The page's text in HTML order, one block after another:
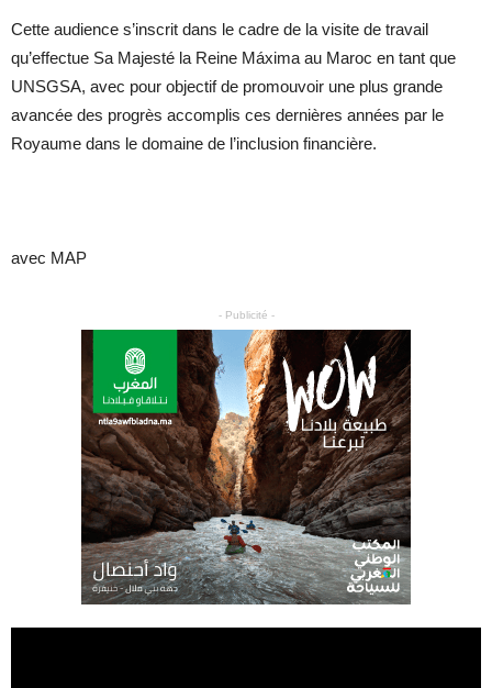
Cette audience s’inscrit dans le cadre de la visite de travail
qu’effectue Sa Majesté la Reine Máxima au Maroc en tant que
UNSGSA, avec pour objectif de promouvoir une plus grande
avancée des progrès accomplis ces dernières années par le
Royaume dans le domaine de l’inclusion financière.
avec MAP
- Publicité -